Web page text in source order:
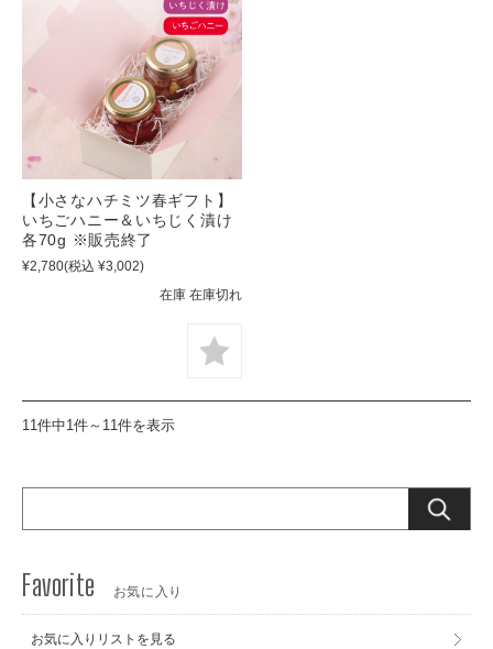
【小さなハチミツ春ギフト】
いちごハニー＆いちじく漬け
各70g ※販売終了
¥2,780(税込 ¥3,002)
在庫 在庫切れ
11件中1件～11件を表示
お気に入り
お気に入りリストを見る